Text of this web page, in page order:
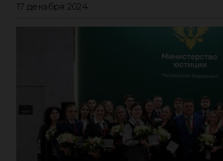
17 декабря 2024